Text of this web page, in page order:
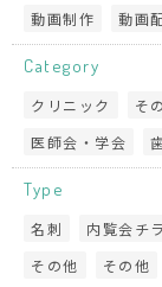
動画制作 動画
Category
クリニック そ
医師会・学会
Type
名刺 内覧会チ
その他
その他